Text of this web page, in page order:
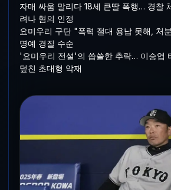
자매 싸움 말리다 18세 큰딸 폭행… 경찰
려나 혐의 인정
요미우리 구단 "폭력 절대 용납 못해, 처
명예 경질 수순
'요미우리 전설'의 씁쓸한 추락… 이승엽
덮친 초대형 악재